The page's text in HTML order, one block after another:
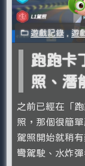
遊戲記錄 ,遊
跑跑卡
照、潛
之前已經在「
照，那個很簡
駕照開始就稍
彎駕駛、水炸